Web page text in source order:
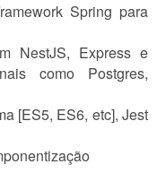
Spring para
NestJS, Express e
como Postgres,
[ES5, ES6, etc], Jest